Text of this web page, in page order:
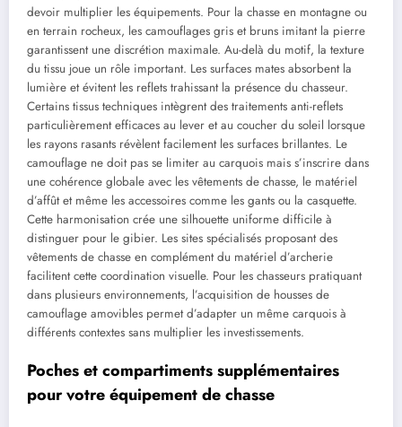
devoir multiplier les équipements. Pour la chasse en montagne ou
en terrain rocheux, les camouflages gris et bruns imitant la pierre
garantissent une discrétion maximale. Au-delà du motif, la texture
du tissu joue un rôle important. Les surfaces mates absorbent la
lumière et évitent les reflets trahissant la présence du chasseur.
Certains tissus techniques intègrent des traitements anti-reflets
particulièrement efficaces au lever et au coucher du soleil lorsque
les rayons rasants révèlent facilement les surfaces brillantes. Le
camouflage ne doit pas se limiter au carquois mais s’inscrire dans
une cohérence globale avec les vêtements de chasse, le matériel
d’affût et même les accessoires comme les gants ou la casquette.
Cette harmonisation crée une silhouette uniforme difficile à
distinguer pour le gibier. Les sites spécialisés proposant des
vêtements de chasse en complément du matériel d’archerie
facilitent cette coordination visuelle. Pour les chasseurs pratiquant
dans plusieurs environnements, l’acquisition de housses de
camouflage amovibles permet d’adapter un même carquois à
différents contextes sans multiplier les investissements.
Poches et compartiments supplémentaires
pour votre équipement de chasse